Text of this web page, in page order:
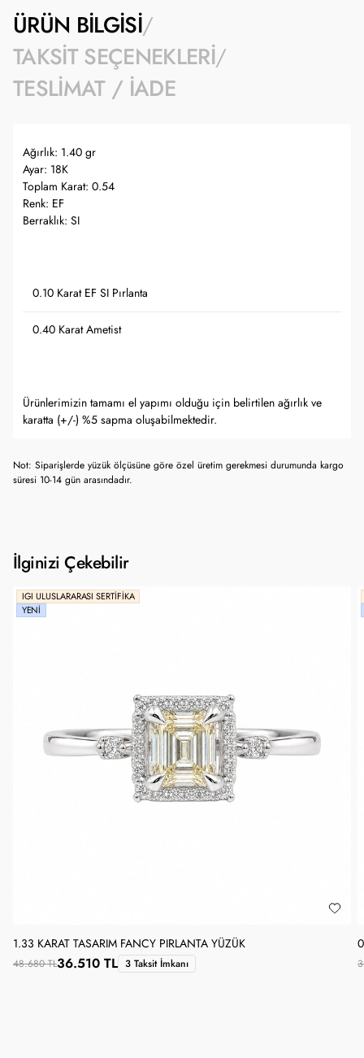
ÜRÜN BILGISI
TAKSIT SEÇENEKLERI
TESLIMAT / İADE
Ağırlık: 1.40 gr
Ayar: 18K
Toplam Karat: 0.54
Renk: EF
Berraklık: SI
0.10 Karat EF SI Pırlanta
0.40 Karat Ametist
Ürünlerimizin tamamı el yapımı olduğu için belirtilen ağırlık ve
karatta (+/-) %5 sapma oluşabilmektedir.
Not: Siparişlerde yüzük ölçüsüne göre özel üretim gerekmesi durumunda kargo
süresi 10-14 gün arasındadır.
İlginizi Çekebilir
IGI ULUSLARARASI SERTIFIKA
YENI
1.33 KARAT TASARIM FANCY PIRLANTA YÜZÜK
48.680 TL36.510 TL 3 Taksit İmkanı